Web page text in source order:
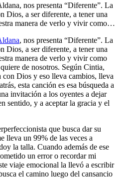
nos presenta “Diferente”. La
Dios, a ser diferente, a tener una
manera de verlo y vivir como…
, nos presenta “Diferente”. La
Dios, a ser diferente, a tener una
manera de verlo y vivir como
de nosotros. Según Cintia,
Dios y eso lleva cambios, lleva
esta canción es esa búsqueda a
invitación a los oyentes a dejar
sentido, y a aceptar la gracia y el
que busca dar su
lleva un 99% de las veces a
la talla. Cuando además de ese
un error o recordar mi
viaje emocional la llevó a escribir
el camino luego del cansancio